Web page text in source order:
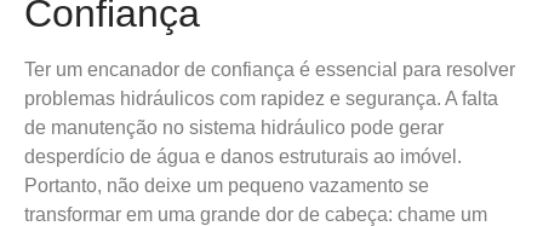
Confiança
Ter um encanador de confiança é essencial para resolver
problemas hidráulicos com rapidez e segurança. A falta
de manutenção no sistema hidráulico pode gerar
desperdício de água e danos estruturais ao imóvel.
Portanto, não deixe um pequeno vazamento se
transformar em uma grande dor de cabeça: chame um